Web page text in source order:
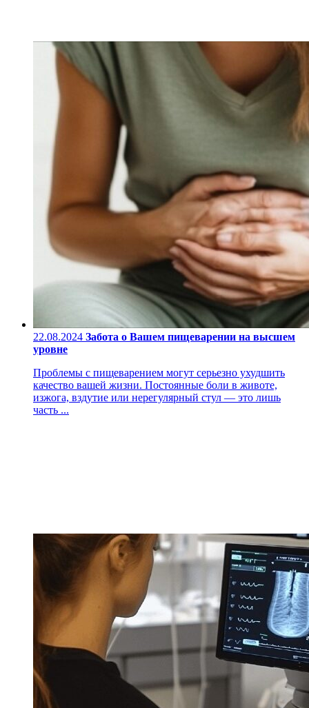
22.08.2024 Забота о Вашем пищеварении на высшем
уровне
Проблемы с пищеварением могут серьезно ухудшить
качество вашей жизни. Постоянные боли в животе,
изжога, вздутие или нерегулярный стул — это лишь
часть ...